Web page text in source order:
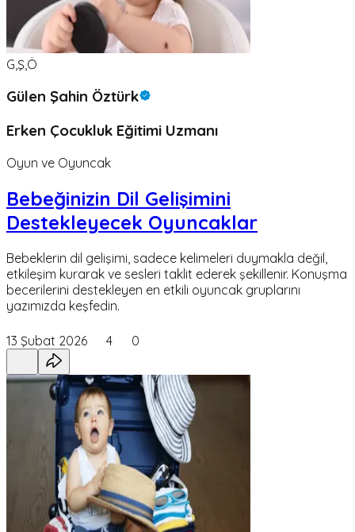
G,Ş,Ö
Gülen Şahin Öztürk
Erken Çocukluk Eğitimi Uzmanı
Oyun ve Oyuncak
Bebeğinizin Dil Gelişimini
Destekleyecek Oyuncaklar
Bebeklerin dil gelişimi, sadece kelimeleri duymakla değil,
etkileşim kurarak ve sesleri taklit ederek şekillenir. Konuşma
becerilerini destekleyen en etkili oyuncak gruplarını
yazımızda keşfedin.
13 Şubat 2026 4 0